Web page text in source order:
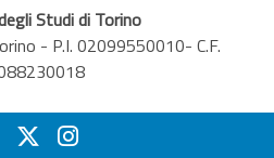
Studi di Torino
- P.I. 02099550010- C.F.